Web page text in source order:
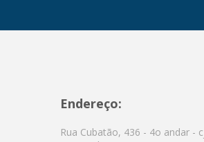
Endereço:
Rua Cubatão, 436 - 4o andar -